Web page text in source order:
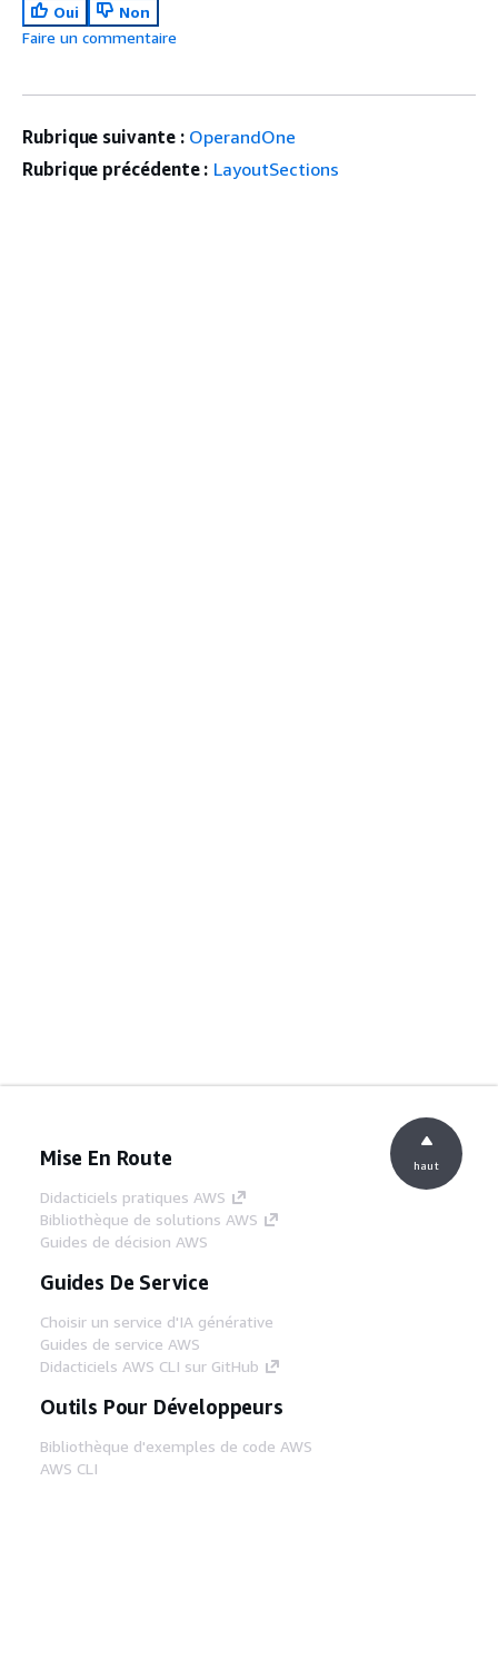
Oui
Non
Faire un commentaire
Rubrique suivante : OperandOne
Rubrique précédente : LayoutSections
Mise En Route
Didacticiels pratiques AWS
Bibliothèque de solutions AWS
Guides de décision AWS
Guides De Service
Choisir un service d'IA générative
Guides de service AWS
Didacticiels AWS CLI sur GitHub
Outils Pour Développeurs
Bibliothèque d'exemples de code AWS
AWS CLI
haut